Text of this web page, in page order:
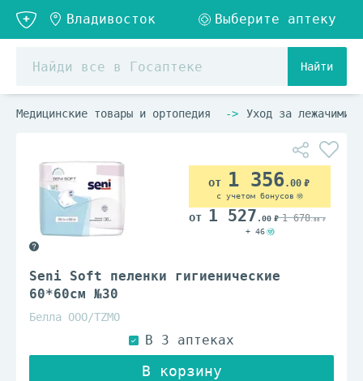
Найти
Медицинские товары и ортопедия Уход за лежачими
Seni Soft пеленки гигиенические
60*60см №30
Белла ООО/TZМО
1 356.00
с учетом бонусов
1 527 .00 1 678.00
+ 46